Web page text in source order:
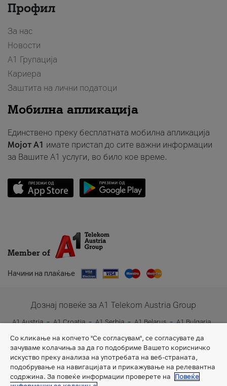
Профил
За нас
Новости
А1 Групација
Кариера
Заштита на лични податоци
Мобилна апликација
Единствено преку бесплатната мобилна апликација
Мојот A1 имате пристап до сите важни информации
за Вашите A1 услуги, во било кое време.
Member of
Начини на плаќање
Дознај повеќе за A1 Telekom Austria Group
A1 Austria A1 Croatia A1 Serbia A1 Belarus
A1 Bulgaria
Со кликање на копчето "Се согласувам", се согласувате да
зачуваме колачиња за да го подобриме Вашето корисничко
искуство преку анализа на употребата на веб-страната,
подобрување на навигацијата и прикажување на релевантна
содржина. За повеќе информации проверете на
Повеќе